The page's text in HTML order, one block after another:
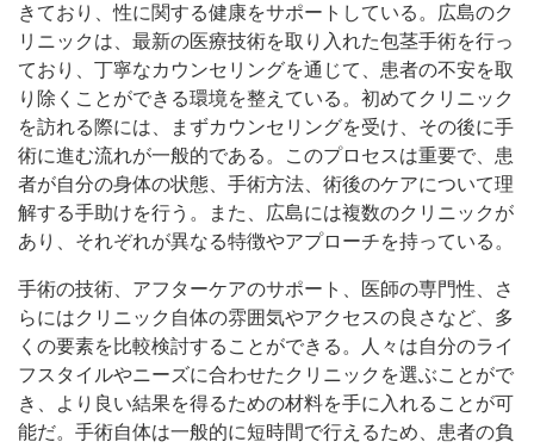
きており、性に関する健康をサポートしている。広島のク
リニックは、最新の医療技術を取り入れた包茎手術を行っ
ており、丁寧なカウンセリングを通じて、患者の不安を取
り除くことができる環境を整えている。初めてクリニック
を訪れる際には、まずカウンセリングを受け、その後に手
術に進む流れが一般的である。このプロセスは重要で、患
者が自分の身体の状態、手術方法、術後のケアについて理
解する手助けを行う。また、広島には複数のクリニックが
あり、それぞれが異なる特徴やアプローチを持っている。
手術の技術、アフターケアのサポート、医師の専門性、さ
らにはクリニック自体の雰囲気やアクセスの良さなど、多
くの要素を比較検討することができる。人々は自分のライ
フスタイルやニーズに合わせたクリニックを選ぶことがで
き、より良い結果を得るための材料を手に入れることが可
能だ。手術自体は一般的に短時間で行えるため、患者の負